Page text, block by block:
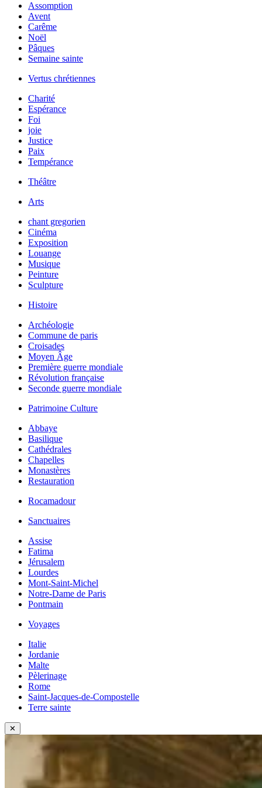
Assomption
Avent
Carême
Noël
Pâques
Semaine sainte
Vertus chrétiennes
Charité
Espérance
Foi
joie
Justice
Paix
Tempérance
Théâtre
Arts
chant gregorien
Cinéma
Exposition
Louange
Musique
Peinture
Sculpture
Histoire
Archéologie
Commune de paris
Croisades
Moyen Âge
Première guerre mondiale
Révolution française
Seconde guerre mondiale
Patrimoine Culture
Abbaye
Basilique
Cathédrales
Chapelles
Monastères
Restauration
Rocamadour
Sanctuaires
Assise
Fatima
Jérusalem
Lourdes
Mont-Saint-Michel
Notre-Dame de Paris
Pontmain
Voyages
Italie
Jordanie
Malte
Pèlerinage
Rome
Saint-Jacques-de-Compostelle
Terre sainte
✕